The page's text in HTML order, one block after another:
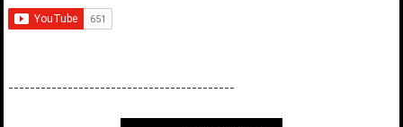
------------------------------------------